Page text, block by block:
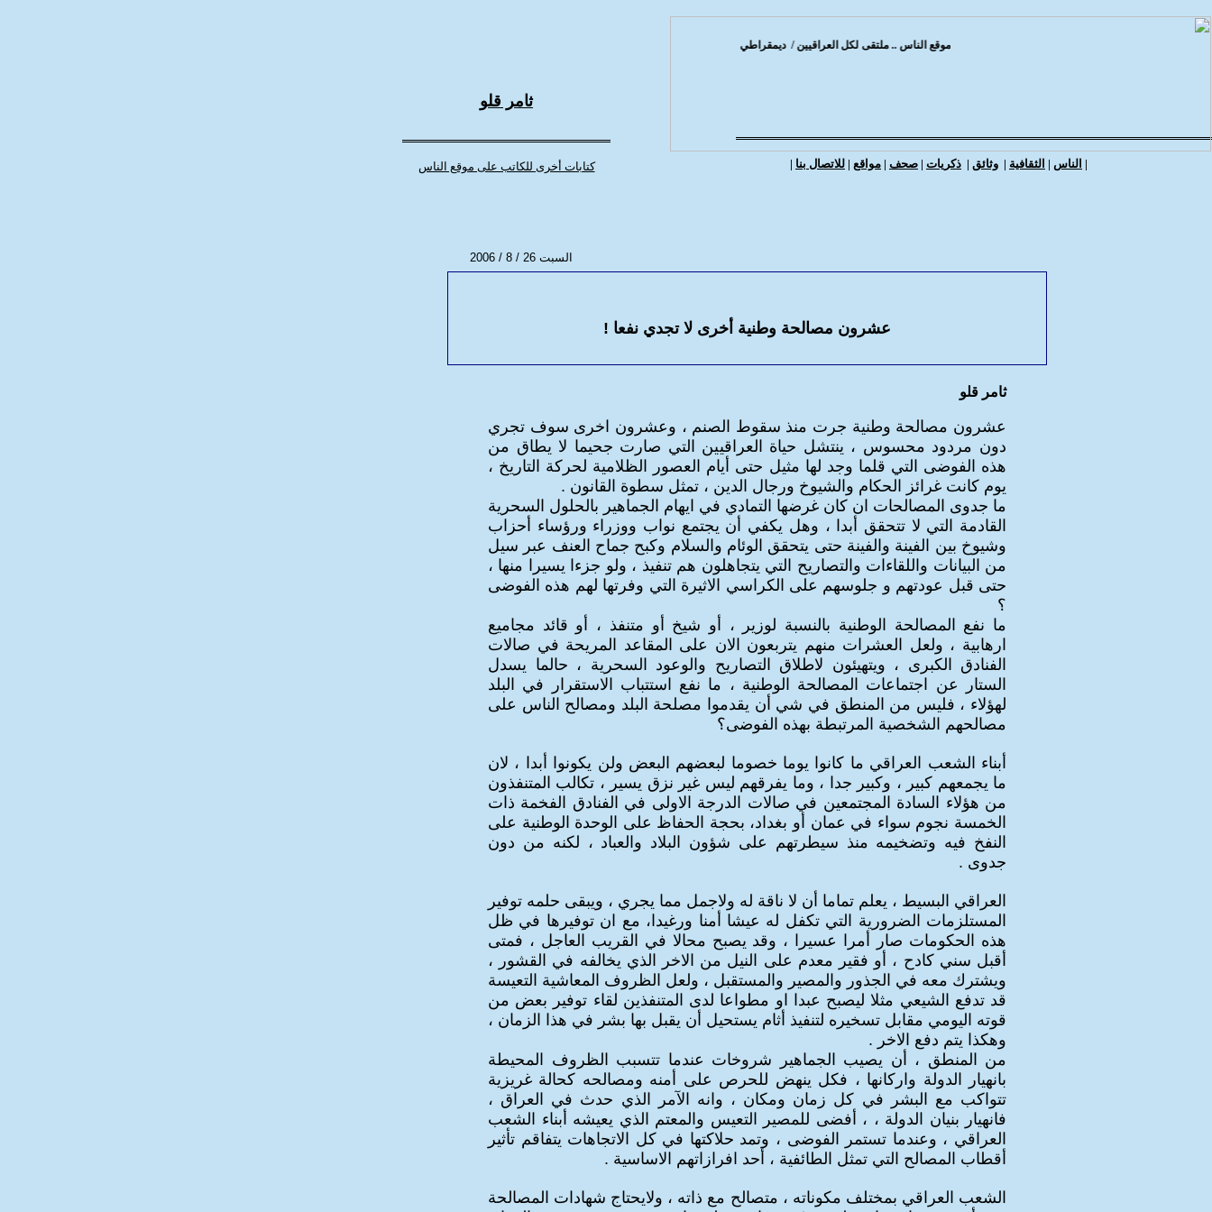
| الناس | الثقافية | وثائق | ذكريات | صحف | مواقع | للاتصال بنا |
موقع الناس .. ملتقى لكل العراقيين / ديمقراطي .. تقدمي .. علماني
ثامر قلو
كتابات أخرى للكاتب على موقع الناس
السبت 26 / 8 / 2006
عشرون مصالحة وطنية أخرى لا تجدي نفعا !
ثامر قلو
عشرون مصالحة وطنية جرت منذ سقوط الصنم ، وعشرون اخرى سوف تجري
دون مردود محسوس ، ينتشل حياة العراقيين التي صارت جحيما لا يطاق من
هذه الفوضى التي قلما وجد لها مثيل حتى أيام العصور الظلامية لحركة التاريخ ،
يوم كانت غرائز الحكام والشيوخ ورجال الدين ، تمثل سطوة القانون .
ما جدوى المصالحات ان كان غرضها التمادي في ايهام الجماهير بالحلول السحرية
القادمة التي لا تتحقق أبدا ، وهل يكفي أن يجتمع نواب ووزراء ورؤساء أحزاب
وشيوخ بين الفينة والفينة حتى يتحقق الوئام والسلام وكبح جماح العنف عبر سيل
من البيانات واللقاءات والتصاريح التي يتجاهلون هم تنفيذ ، ولو جزءا يسيرا منها ،
حتى قبل عودتهم و جلوسهم على الكراسي الاثيرة التي وفرتها لهم هذه الفوضى
؟
ما نفع المصالحة الوطنية بالنسبة لوزير ، أو شيخ أو متنفذ ، أو قائد مجاميع
ارهابية ، ولعل العشرات منهم يتربعون الان على المقاعد المريحة في صالات
الفنادق الكبرى ، ويتهيئون لاطلاق التصاريح والوعود السحرية ، حالما يسدل
الستار عن اجتماعات المصالحة الوطنية ، ما نفع استتباب الاستقرار في البلد
لهؤلاء ، فليس من المنطق في شي أن يقدموا مصلحة البلد ومصالح الناس على
مصالحهم الشخصية المرتبطة بهذه الفوضى؟
أبناء الشعب العراقي ما كانوا يوما خصوما لبعضهم البعض ولن يكونوا أبدا ، لان
ما يجمعهم كبير ، وكبير جدا ، وما يفرقهم ليس غير نزق يسير ، تكالب المتنفذون
من هؤلاء السادة المجتمعين في صالات الدرجة الاولى في الفنادق الفخمة ذات
الخمسة نجوم سواء في عمان أو بغداد، بحجة الحفاظ على الوحدة الوطنية على
النفخ فيه وتضخيمه منذ سيطرتهم على شؤون البلاد والعباد ، لكنه من دون
جدوى .
العراقي البسيط ، يعلم تماما أن لا ناقة له ولاجمل مما يجري ، ويبقى حلمه توفير
المستلزمات الضرورية التي تكفل له عيشا أمنا ورغيدا، مع ان توفيرها في ظل
هذه الحكومات صار أمرا عسيرا ، وقد يصبح محالا في القريب العاجل ، فمتى
أقبل سني كادح ، أو فقير معدم على النيل من الاخر الذي يخالفه في القشور ،
ويشترك معه في الجذور والمصير والمستقبل ، ولعل الظروف المعاشية التعيسة
قد تدفع الشيعي مثلا ليصبح عبدا او مطواعا لدى المتنفذين لقاء توفير بعض من
قوته اليومي مقابل تسخيره لتنفيذ أثام يستحيل أن يقبل بها بشر في هذا الزمان ،
وهكذا يتم دفع الاخر .
من المنطق ، أن يصيب الجماهير شروخات عندما تتسبب الظروف المحيطة
بانهيار الدولة واركانها ، فكل ينهض للحرص على أمنه ومصالحه كحالة غريزية
تتواكب مع البشر في كل زمان ومكان ، وانه الآمر الذي حدث في العراق ،
فانهيار بنيان الدولة ، ، أفضى للمصير التعيس والمعتم الذي يعيشه أبناء الشعب
العراقي ، وعندما تستمر الفوضى ، وتمد حلاكتها في كل الاتجاهات يتفاقم تأثير
أقطاب المصالح التي تمثل الطائفية ، أحد افرازاتهم الاساسية .
الشعب العراقي بمختلف مكوناته ، متصالح مع ذاته ، ولايحتاج شهادات المصالحة